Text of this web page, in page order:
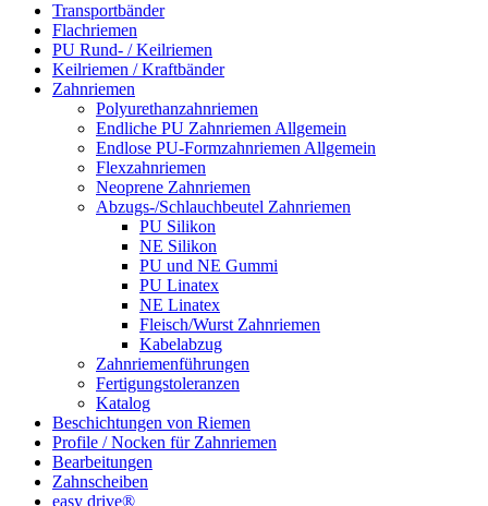
Transportbänder
Flachriemen
PU Rund- / Keilriemen
Keilriemen / Kraftbänder
Zahnriemen
Polyurethanzahnriemen
Endliche PU Zahnriemen Allgemein
Endlose PU-Formzahnriemen Allgemein
Flexzahnriemen
Neoprene Zahnriemen
Abzugs-/Schlauchbeutel Zahnriemen
PU Silikon
NE Silikon
PU und NE Gummi
PU Linatex
NE Linatex
Fleisch/Wurst Zahnriemen
Kabelabzug
Zahnriemenführungen
Fertigungstoleranzen
Katalog
Beschichtungen von Riemen
Profile / Nocken für Zahnriemen
Bearbeitungen
Zahnscheiben
easy drive®